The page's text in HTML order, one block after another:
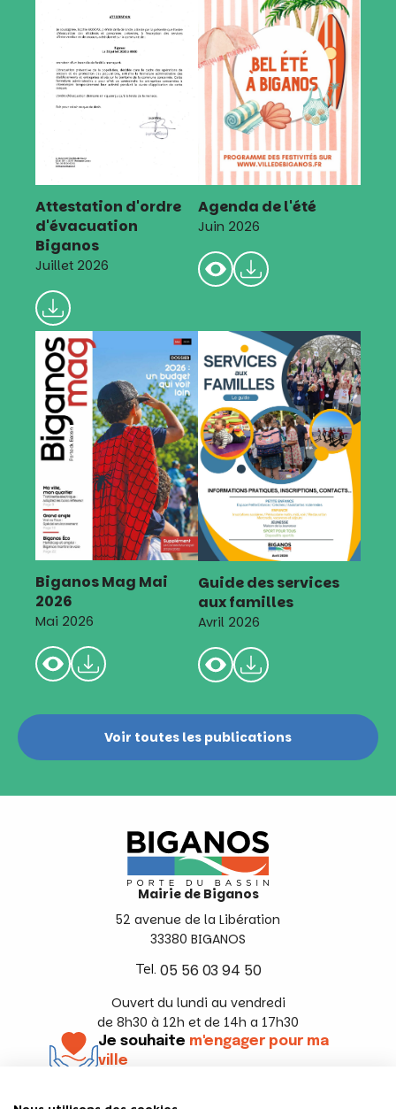
Attestation d'ordre
d'évacuation
Biganos
Juillet 2026
Agenda de l'été
Juin 2026
Biganos Mag Mai
2026
Mai 2026
Guide des services
aux familles
Avril 2026
Voir toutes les publications
Mairie de Biganos
52 avenue de la Libération
33380 BIGANOS
Tel. 05 56 03 94 50
Ouvert du lundi au vendredi
de 8h30 à 12h et de 14h a 17h30
Je souhaite m'engager pour ma
ville